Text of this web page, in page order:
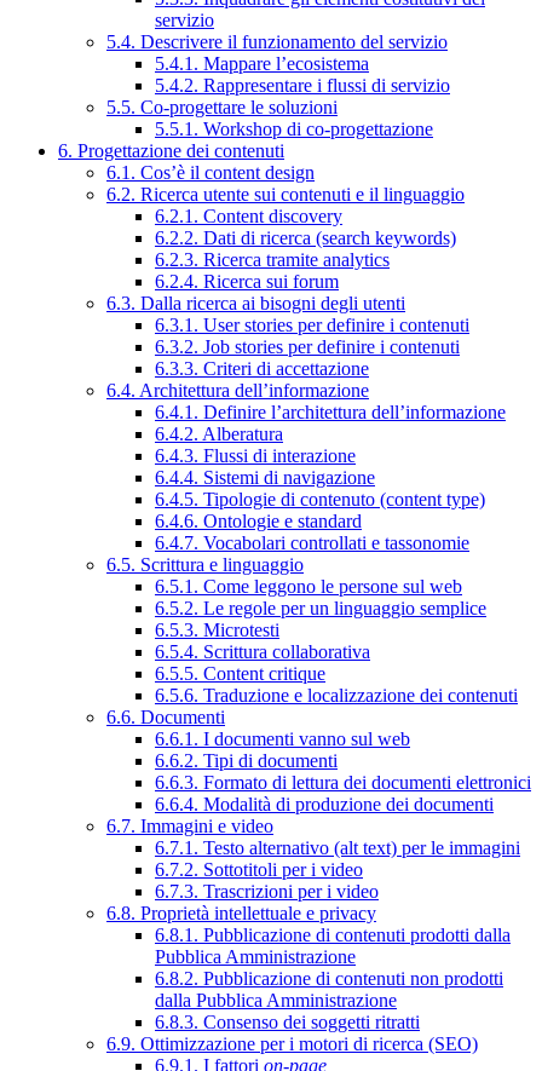
servizio
5.4. Descrivere il funzionamento del servizio
5.4.1. Mappare l’ecosistema
5.4.2. Rappresentare i flussi di servizio
5.5. Co-progettare le soluzioni
5.5.1. Workshop di co-progettazione
6. Progettazione dei contenuti
6.1. Cos’è il content design
6.2. Ricerca utente sui contenuti e il linguaggio
6.2.1. Content discovery
6.2.2. Dati di ricerca (search keywords)
6.2.3. Ricerca tramite analytics
6.2.4. Ricerca sui forum
6.3. Dalla ricerca ai bisogni degli utenti
6.3.1. User stories per definire i contenuti
6.3.2. Job stories per definire i contenuti
6.3.3. Criteri di accettazione
6.4. Architettura dell’informazione
6.4.1. Definire l’architettura dell’informazione
6.4.2. Alberatura
6.4.3. Flussi di interazione
6.4.4. Sistemi di navigazione
6.4.5. Tipologie di contenuto (content type)
6.4.6. Ontologie e standard
6.4.7. Vocabolari controllati e tassonomie
6.5. Scrittura e linguaggio
6.5.1. Come leggono le persone sul web
6.5.2. Le regole per un linguaggio semplice
6.5.3. Microtesti
6.5.4. Scrittura collaborativa
6.5.5. Content critique
6.5.6. Traduzione e localizzazione dei contenuti
6.6. Documenti
6.6.1. I documenti vanno sul web
6.6.2. Tipi di documenti
6.6.3. Formato di lettura dei documenti elettronici
6.6.4. Modalità di produzione dei documenti
6.7. Immagini e video
6.7.1. Testo alternativo (alt text) per le immagini
6.7.2. Sottotitoli per i video
6.7.3. Trascrizioni per i video
6.8. Proprietà intellettuale e privacy
6.8.1. Pubblicazione di contenuti prodotti dalla
Pubblica Amministrazione
6.8.2. Pubblicazione di contenuti non prodotti
dalla Pubblica Amministrazione
6.8.3. Consenso dei soggetti ritratti
6.9. Ottimizzazione per i motori di ricerca (SEO)
6.9.1. I fattori on-page